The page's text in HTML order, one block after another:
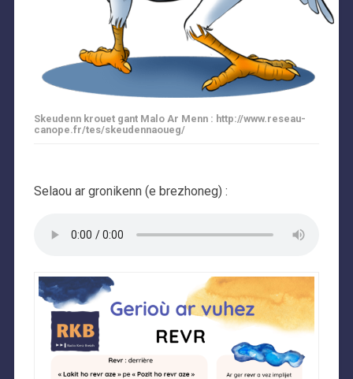
Skeudenn krouet gant Malo Ar Menn : http://www.reseau-
canope.fr/tes/skeudennaoueg/
Selaou ar gronikenn (e brezhoneg) :